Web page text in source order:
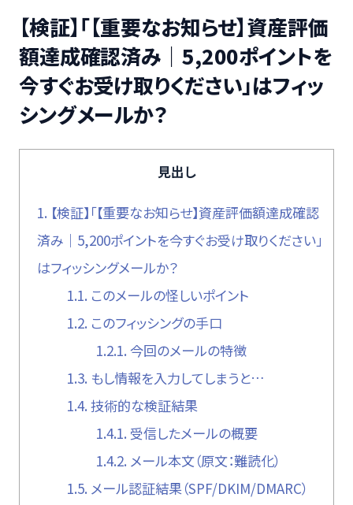
【検証】「【重要なお知らせ】資産評価
額達成確認済み｜5,200ポイントを
今すぐお受け取りください」はフィッ
シングメールか？
見出し
1. 【検証】「【重要なお知らせ】資産評価額達成確認
済み｜5,200ポイントを今すぐお受け取りください」
はフィッシングメールか？
1.1. このメールの怪しいポイント
1.2. このフィッシングの手口
1.2.1. 今回のメールの特徴
1.3. もし情報を入力してしまうと…
1.4. 技術的な検証結果
1.4.1. 受信したメールの概要
1.4.2. メール本文（原文：難読化）
1.5. メール認証結果（SPF/DKIM/DMARC）